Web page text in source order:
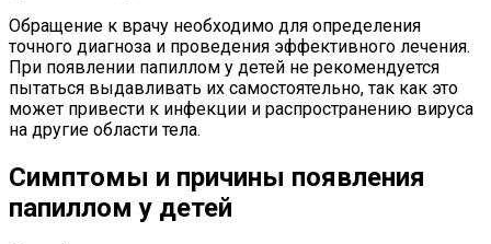
Обращение к врачу необходимо для определения
точного диагноза и проведения эффективного лечения.
При появлении папиллом у детей не рекомендуется
пытаться выдавливать их самостоятельно, так как это
может привести к инфекции и распространению вируса
на другие области тела.
Симптомы и причины появления
папиллом у детей